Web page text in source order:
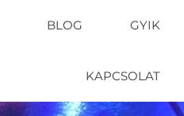
BLOG GYIK
KAPCSOLAT